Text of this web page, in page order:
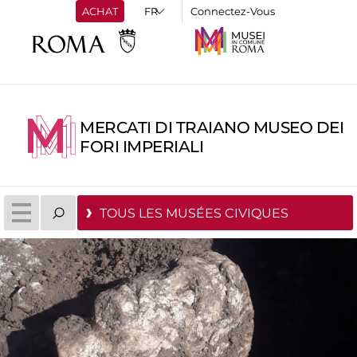
ACHAT Connectez-Vous
MERCATI DI TRAIANO MUSEO DEI
FORI IMPERIALI
TOUS LES MUSÉES CIVIQUES